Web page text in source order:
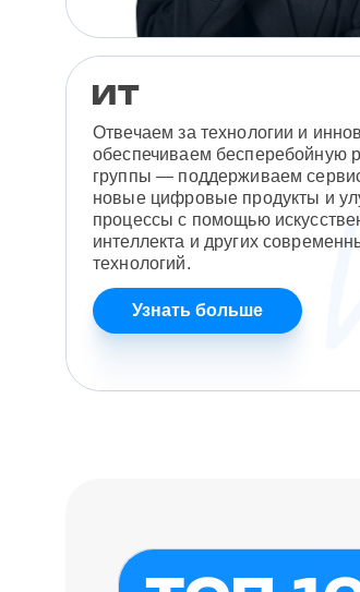
Отвечаем за технологии и
обеспечиваем бесперебойную
группы — поддерживаем
новые цифровые продукты и
процессы с помощью
интеллекта и других
технологий.
Узнать больше